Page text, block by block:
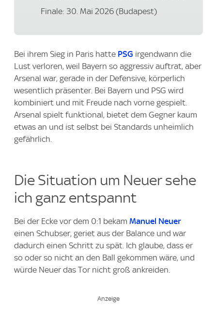
Finale: 30. Mai 2026 (Budapest)
Bei ihrem Sieg in Paris hatte PSG irgendwann die
Lust verloren, weil Bayern so aggressiv auftrat, aber
Arsenal war, gerade in der Defensive, körperlich
wesentlich präsenter. Bei Bayern und PSG wird
kombiniert und mit Freude nach vorne gespielt.
Arsenal spielt funktional, bietet dem Gegner kaum
etwas an und ist selbst bei Standards unheimlich
gefährlich.
Die Situation um Neuer sehe
ich ganz entspannt
Bei der Ecke vor dem 0:1 bekam Manuel Neuer
einen Schubser, geriet aus der Balance und war
dadurch einen Schritt zu spät. Ich glaube, dass er
so oder so nicht an den Ball gekommen wäre, und
würde Neuer das Tor nicht groß ankreiden.